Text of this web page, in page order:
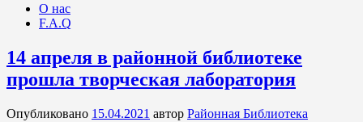
О нас
F.A.Q
14 апреля в районной библиотеке
прошла творческая лаборатория
Опубликовано 15.04.2021 автор Районная Библиотека